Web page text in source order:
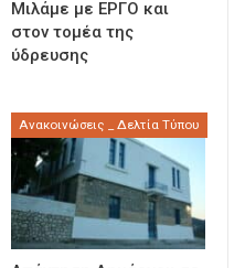
Μιλάμε με ΕΡΓΟ και
στον τομέα της
ύδρευσης
Ανακοινώσεις _ Δελτία Τύπου